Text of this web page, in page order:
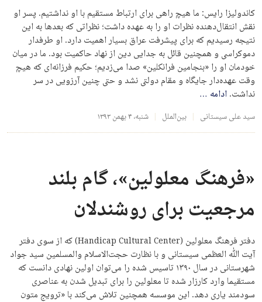
کاندولیزا رایس: ما هیچ راهی برای ارتباط مستقیم با او نداشتیم. پسر او
نقش انتقال‌دهنده نظرات او را به عهده داشت؛ نظراتی که بعدها به این
نتیجه رسیدیم که برای پیشرفت عراق بسیار اهمیت دارد. او طرفدار
دموکراسی و همچنین قائل به جدایی دین از نهاد حاکمیت بود. ما در میان
خودمان او را «بنجامین فرانکلین» صدا می‌زدیم؛ حکیم فرزانه‌ای که هیچ
وقت عهده‌دار جایگاه و مقام دولتی نشد و حتی چنین آرزویی در سر
نداشت.ادامه …
سید علی سیستانی بین‌الملل شنبه، ۴ بهمن ۱۳۹۳
«فرهنگ معلولین»، گام بلند
مرجعیت برای روشندلان
دفتر فرهنگ معلولین (Handicap Cultural Center) که از سوی دفتر
آیت الله العظمی سیستانی و با نظارت حجت‌الاسلام والمسلمین سید جواد
شهرستانی در سال ۱۳۹۰ تاسیس شده را می‌توان اولین نهادی دانست که
مستقیما وارد کارزار شده تا معلولین را برای تبدیل شدن به عناصری
سودمند یاری دهد. این موسسه همچنین تلاش می‌کند با «ترویج متون